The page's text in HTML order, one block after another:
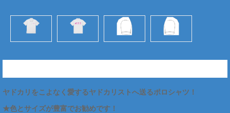
ヤドカリをこよなく愛するヤドカリストへ送るポロシャツ！